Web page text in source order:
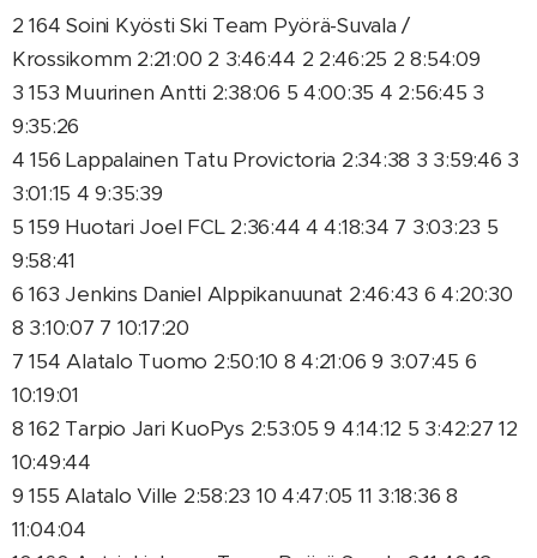
2 164 Soini Kyösti Ski Team Pyörä-Suvala /
Krossikomm 2:21:00 2 3:46:44 2 2:46:25 2 8:54:09
3 153 Muurinen Antti 2:38:06 5 4:00:35 4 2:56:45 3
9:35:26
4 156 Lappalainen Tatu Provictoria 2:34:38 3 3:59:46 3
3:01:15 4 9:35:39
5 159 Huotari Joel FCL 2:36:44 4 4:18:34 7 3:03:23 5
9:58:41
6 163 Jenkins Daniel Alppikanuunat 2:46:43 6 4:20:30
8 3:10:07 7 10:17:20
7 154 Alatalo Tuomo 2:50:10 8 4:21:06 9 3:07:45 6
10:19:01
8 162 Tarpio Jari KuoPys 2:53:05 9 4:14:12 5 3:42:27 12
10:49:44
9 155 Alatalo Ville 2:58:23 10 4:47:05 11 3:18:36 8
11:04:04